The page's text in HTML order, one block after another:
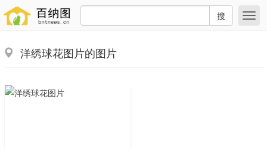
搜
洋绣球花图片的图片